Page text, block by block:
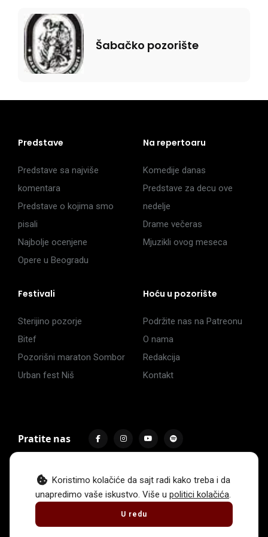
Šabačko pozorište
Koristimo kolačiće da sajt radi kako treba i da
unapredimo vaše iskustvo. Više u politici kolačića.
U redu
Predstave
Predstave sa najviše
komentara
Predstave o kojima smo
pisali
Najbolje ocenjene
Opere u Beogradu
Na repertoaru
Komedije danas
Predstave za decu ove
nedelje
Drame večeras
Mjuzikli ovog meseca
Festivali
Sterijino pozorje
Bitef
Pozorišni maraton Sombor
Urban fest Niš
Hoću u pozorište
Podržite nas na Patreonu
O nama
Redakcija
Kontakt
Pratite nas
Impressum Politika privatnosti
Uslovi korišćenja
. Sva prava zadržava Hoću u pozorište.